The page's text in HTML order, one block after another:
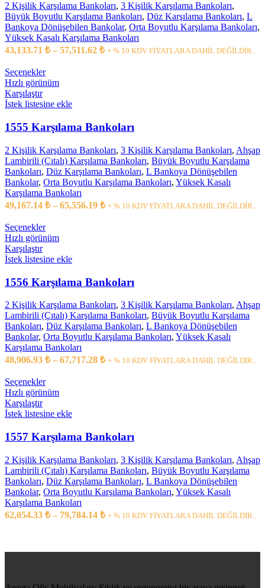
2 Kişilik Karşılama Bankoları, 3 Kişilik Karşılama Bankoları,
Büyük Boyutlu Karşılama Bankoları, Düz Karşılama Bankoları, L
Bankoya Dönüşebilen Bankolar, Orta Boyutlu Karşılama Bankoları,
Yüksek Kasalı Karşılama Bankoları
43,133.71 ₺ – 57,511.62 ₺ + % 10 KDV FİYATLARA DAHİL DEĞİLDİR..
Seçenekler
Hızlı görünüm
Karşılaştır
İstek listesine ekle
1555 Karşılama Bankoları
2 Kişilik Karşılama Bankoları, 3 Kişilik Karşılama Bankoları, Ahşap
Lambirili (Çıtalı) Karşılama Bankoları, Büyük Boyutlu Karşılama
Bankoları, Düz Karşılama Bankoları, L Bankoya Dönüşebilen
Bankolar, Orta Boyutlu Karşılama Bankoları, Yüksek Kasalı
Karşılama Bankoları
49,167.14 ₺ – 65,556.19 ₺ + % 10 KDV FİYATLARA DAHİL DEĞİLDİR..
Seçenekler
Hızlı görünüm
Karşılaştır
İstek listesine ekle
1556 Karşılama Bankoları
2 Kişilik Karşılama Bankoları, 3 Kişilik Karşılama Bankoları, Ahşap
Lambirili (Çıtalı) Karşılama Bankoları, Büyük Boyutlu Karşılama
Bankoları, Düz Karşılama Bankoları, L Bankoya Dönüşebilen
Bankolar, Orta Boyutlu Karşılama Bankoları, Yüksek Kasalı
Karşılama Bankoları
48,906.93 ₺ – 67,717.28 ₺ + % 10 KDV FİYATLARA DAHİL DEĞİLDİR..
Seçenekler
Hızlı görünüm
Karşılaştır
İstek listesine ekle
1557 Karşılama Bankoları
2 Kişilik Karşılama Bankoları, 3 Kişilik Karşılama Bankoları, Ahşap
Lambirili (Çıtalı) Karşılama Bankoları, Büyük Boyutlu Karşılama
Bankoları, Düz Karşılama Bankoları, L Bankoya Dönüşebilen
Bankolar, Orta Boyutlu Karşılama Bankoları, Yüksek Kasalı
Karşılama Bankoları
62,054.33 ₺ – 79,784.14 ₺ + % 10 KDV FİYATLARA DAHİL DEĞİLDİR..